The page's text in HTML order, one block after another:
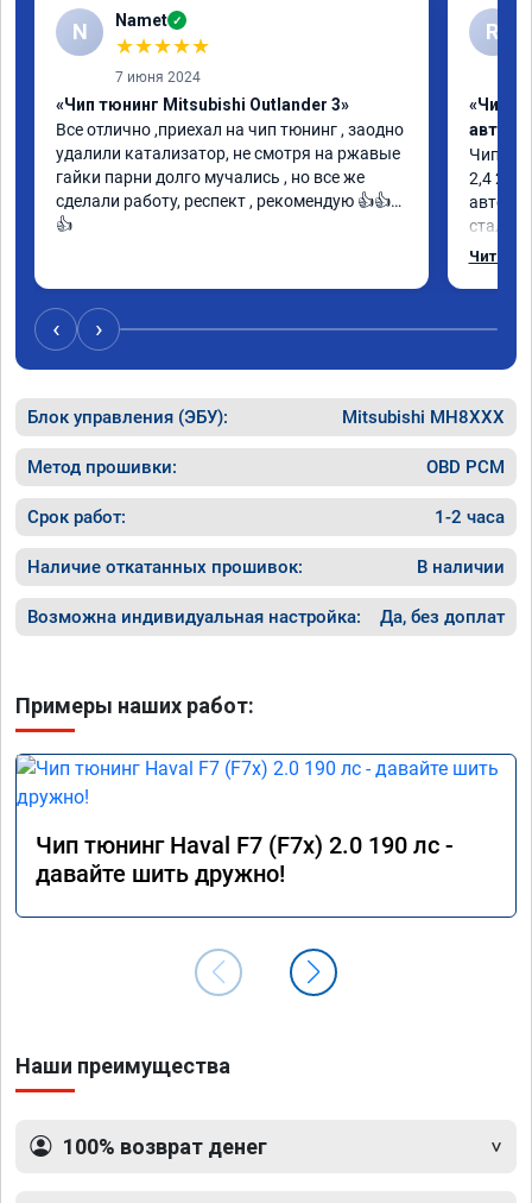
N Namet ✓
★★★★★
7 июня 2024
«Чип тюнинг Mitsubishi Outlander 3»
Все отлично ,приехал на чип тюнинг , заодно
удалили катализатор, не смотря на ржавые
гайки парни долго мучались , но все же
сделали работу, респект , рекомендую 👍👍
👍
R
«Чип
Чип
2,4
стал
Читать
‹ ›
Блок управления (ЭБУ): Mitsubishi MH8XXX
Метод прошивки: OBD PCM
Срок работ: 1-2 часа
Наличие откатанных прошивок: В наличии
Возможна индивидуальная настройка: Да, без доплат
Примеры наших работ:
Чип тюнинг Haval F7 (F7x) 2.0 190 лс -
давайте шить дружно!
Наши преимущества
100% возврат денег